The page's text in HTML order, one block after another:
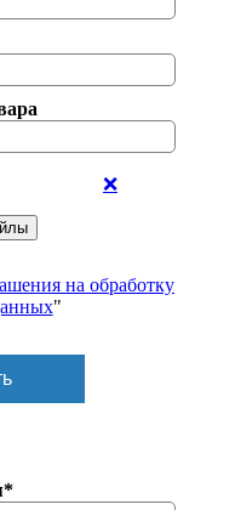
❌
на обработку
"